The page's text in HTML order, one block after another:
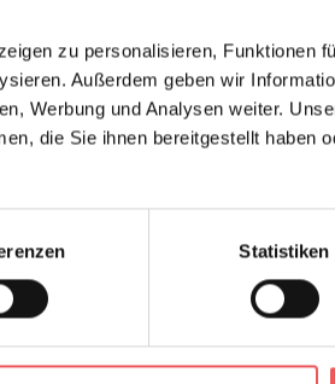
zu personalisieren, Funktionen
Außerdem geben wir
Werbung und Analysen weiter.
die Sie ihnen bereitgestellt haben
Statistiken